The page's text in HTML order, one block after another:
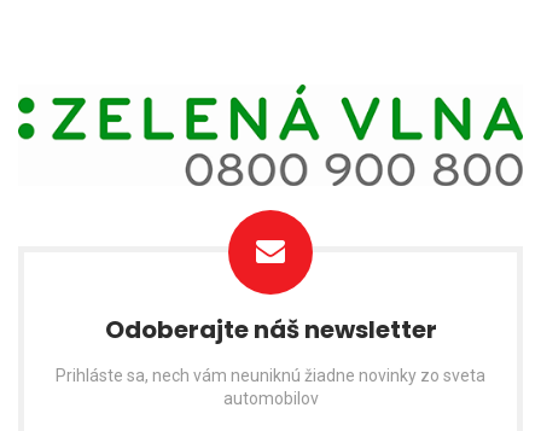
Odoberajte náš newsletter
Prihláste sa, nech vám neuniknú žiadne novinky zo sveta
automobilov